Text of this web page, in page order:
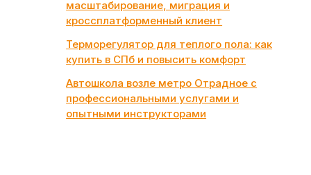
масштабирование, миграция и
кроссплатформенный клиент
Терморегулятор для теплого пола: как
купить в СПб и повысить комфорт
Автошкола возле метро Отрадное с
профессиональными услугами и
опытными инструкторами